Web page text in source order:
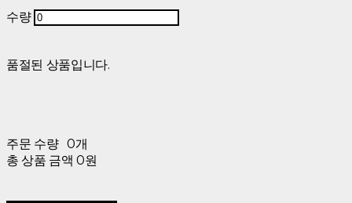
수량
품절된 상품입니다.
주문 수량 0개
총 상품 금액 0원